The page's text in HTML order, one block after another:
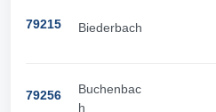
79215 Biederbach
79256
Buchenbac
h